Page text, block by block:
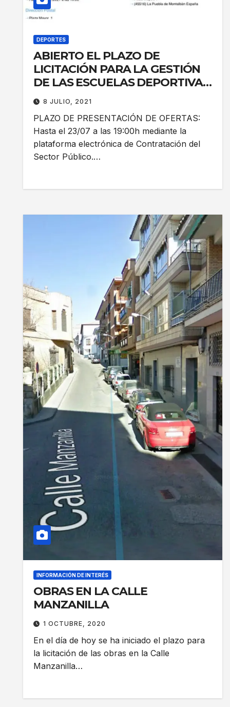
DEPORTES
ABIERTO EL PLAZO DE
LICITACIÓN PARA LA GESTIÓN
DE LAS ESCUELAS DEPORTIVAS
MUNICIPALES
8 JULIO, 2021
PLAZO DE PRESENTACIÓN DE OFERTAS:
Hasta el 23/07 a las 19:00h mediante la
plataforma electrónica de Contratación del
Sector Público.…
INFORMACIÓN DE INTERÉS
OBRAS EN LA CALLE
MANZANILLA
1 OCTUBRE, 2020
En el día de hoy se ha iniciado el plazo para
la licitación de las obras en la Calle
Manzanilla…